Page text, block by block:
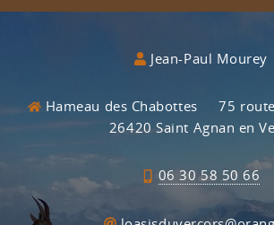
Jean-Paul Mourey
Hameau des Chabottes
75
26420 Saint Agnan en
06 30 58 50 66